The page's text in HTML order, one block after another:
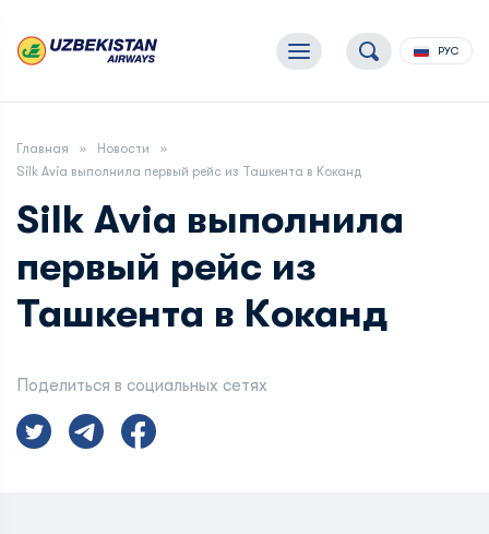
РУС
Главная
Новости
Silk Avia выполнила первый рейс из Ташкента в Коканд
Silk Avia выполнила
первый рейс из
Ташкента в Коканд
Поделиться в социальных сетях